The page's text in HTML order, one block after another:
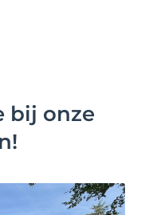
bij onze